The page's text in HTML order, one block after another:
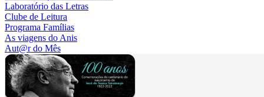
Laboratório das Letras
Clube de Leitura
Programa Famílias
As viagens do Anis
Aut@r do Mês